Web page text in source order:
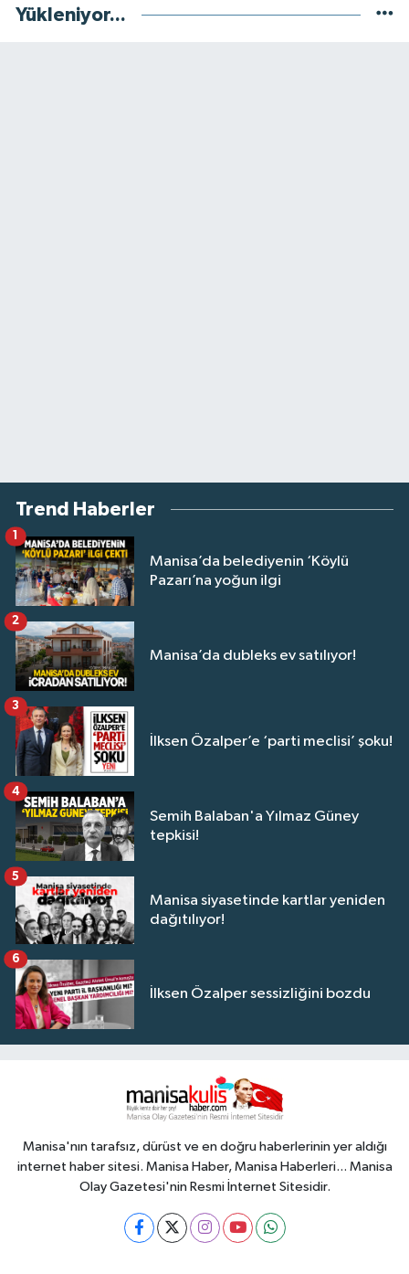
Yükleniyor...
Trend Haberler
Manisa’da belediyenin ‘Köylü
Pazarı’na yoğun ilgi
1
Manisa’da dubleks ev satılıyor!
2
İlksen Özalper’e ‘parti meclisi’ şoku!
3
Semih Balaban'a Yılmaz Güney
tepkisi!
4
Manisa siyasetinde kartlar yeniden
dağıtılıyor!
5
İlksen Özalper sessizliğini bozdu
6
Manisa'nın tarafsız, dürüst ve en doğru haberlerinin yer aldığı
internet haber sitesi. Manisa Haber, Manisa Haberleri... Manisa
Olay Gazetesi'nin Resmi İnternet Sitesidir.